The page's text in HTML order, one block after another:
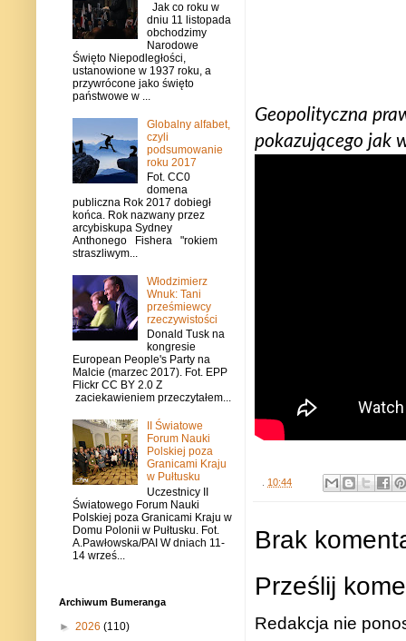
Geopolityczna
pokazującego jak
10:44
Brak
Prześlij
Redakcja nie
Jak co roku w
dniu 11 listopada
obchodzimy
Narodowe
Święto Niepodległości,
ustanowione w 1937 roku, a
przywrócone jako święto
państwowe w ...
Globalny alfabet,
czyli
podsumowanie
roku 2017
Fot. CC0
domena
publiczna Rok 2017 dobiegł
końca. Rok nazwany przez
arcybiskupa Sydney
Anthonego Fishera "rokiem
straszliwym...
Włodzimierz
Wnuk: Tani
prześmiewcy
rzeczywistości
Donald Tusk na
kongresie
European People's Party na
Malcie (marzec 2017). Fot. EPP
Flickr CC BY 2.0 Z
zaciekawieniem przeczytałem...
II Światowe
Forum Nauki
Polskiej poza
Granicami Kraju
w Pułtusku
Uczestnicy II
Światowego Forum Nauki
Polskiej poza Granicami Kraju w
Domu Polonii w Pułtusku. Fot.
A.Pawłowska/PAI W dniach 11-
14 wrześ...
Archiwum Bumeranga
► 2026 (110)